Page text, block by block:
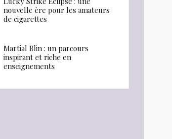
nouvelle ère pour les amateurs
de cigarettes
Martial Blin : un parcours
inspirant et riche en
enseignements